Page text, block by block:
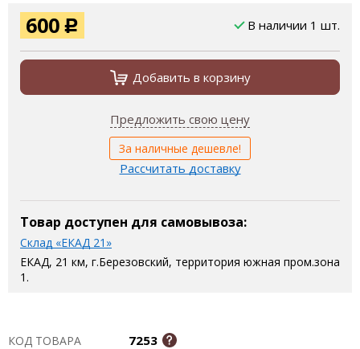
600 Р В наличии 1 шт.
Добавить в корзину
Предложить свою цену
За наличные дешевле!
Рассчитать доставку
Товар доступен для самовывоза:
Склад «ЕКАД 21»
ЕКАД, 21 км, г.Березовский, территория южная пром.зона
1.
КОД ТОВАРА 7253